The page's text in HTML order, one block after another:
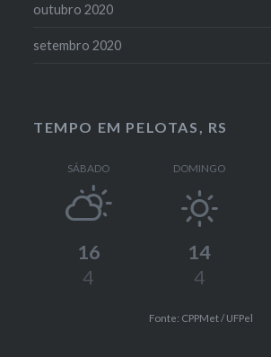
outubro 2020
setembro 2020
TEMPO EM PELOTAS, RS
SÁBADO
16
4
DOMINGO
14
4
Fonte: CPPMet / UFPel